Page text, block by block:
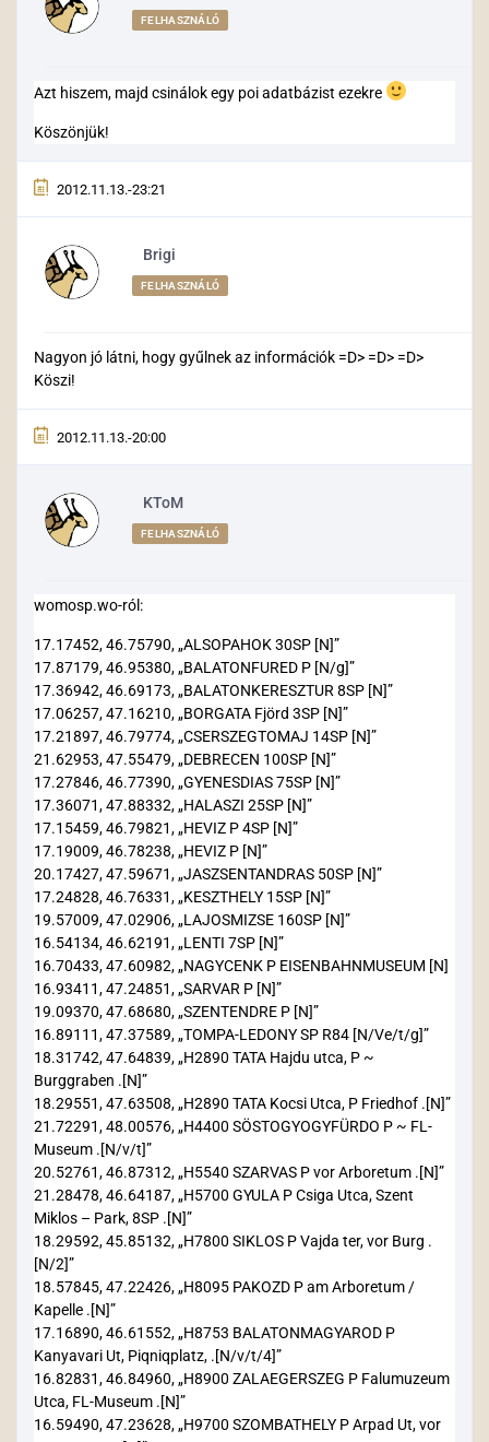
FELHASZNÁLÓ
Azt hiszem, majd csinálok egy poi adatbázist ezekre
Köszönjük!
2012.11.13.-23:21
Brigi
FELHASZNÁLÓ
Nagyon jó látni, hogy gyűlnek az információk =D> =D> =D>
Köszi!
2012.11.13.-20:00
KToM
FELHASZNÁLÓ
womosp.wo-ról:
17.17452, 46.75790, „ALSOPAHOK 30SP [N]”
17.87179, 46.95380, „BALATONFURED P [N/g]”
17.36942, 46.69173, „BALATONKERESZTUR 8SP [N]”
17.06257, 47.16210, „BORGATA Fjörd 3SP [N]”
17.21897, 46.79774, „CSERSZEGTOMAJ 14SP [N]”
21.62953, 47.55479, „DEBRECEN 100SP [N]”
17.27846, 46.77390, „GYENESDIAS 75SP [N]”
17.36071, 47.88332, „HALASZI 25SP [N]”
17.15459, 46.79821, „HEVIZ P 4SP [N]”
17.19009, 46.78238, „HEVIZ P [N]”
20.17427, 47.59671, „JASZSENTANDRAS 50SP [N]”
17.24828, 46.76331, „KESZTHELY 15SP [N]”
19.57009, 47.02906, „LAJOSMIZSE 160SP [N]”
16.54134, 46.62191, „LENTI 7SP [N]”
16.70433, 47.60982, „NAGYCENK P EISENBAHNMUSEUM [N]
16.93411, 47.24851, „SARVAR P [N]”
19.09370, 47.68680, „SZENTENDRE P [N]”
16.89111, 47.37589, „TOMPA-LEDONY SP R84 [N/Ve/t/g]”
18.31742, 47.64839, „H2890 TATA Hajdu utca, P ~
Burggraben .[N]”
18.29551, 47.63508, „H2890 TATA Kocsi Utca, P Friedhof .[N]”
21.72291, 48.00576, „H4400 SÖSTOGYOGYFÜRDO P ~ FL-
Museum .[N/v/t]”
20.52761, 46.87312, „H5540 SZARVAS P vor Arboretum .[N]”
21.28478, 46.64187, „H5700 GYULA P Csiga Utca, Szent
Miklos – Park, 8SP .[N]”
18.29592, 45.85132, „H7800 SIKLOS P Vajda ter, vor Burg .
[N/2]”
18.57845, 47.22426, „H8095 PAKOZD P am Arboretum /
Kapelle .[N]”
17.16890, 46.61552, „H8753 BALATONMAGYAROD P
Kanyavari Ut, Piqniqplatz, .[N/v/t/4]”
16.82831, 46.84960, „H8900 ZALAEGERSZEG P Falumuzeum
Utca, FL-Museum .[N]”
16.59490, 47.23628, „H9700 SZOMBATHELY P Arpad Ut, vor